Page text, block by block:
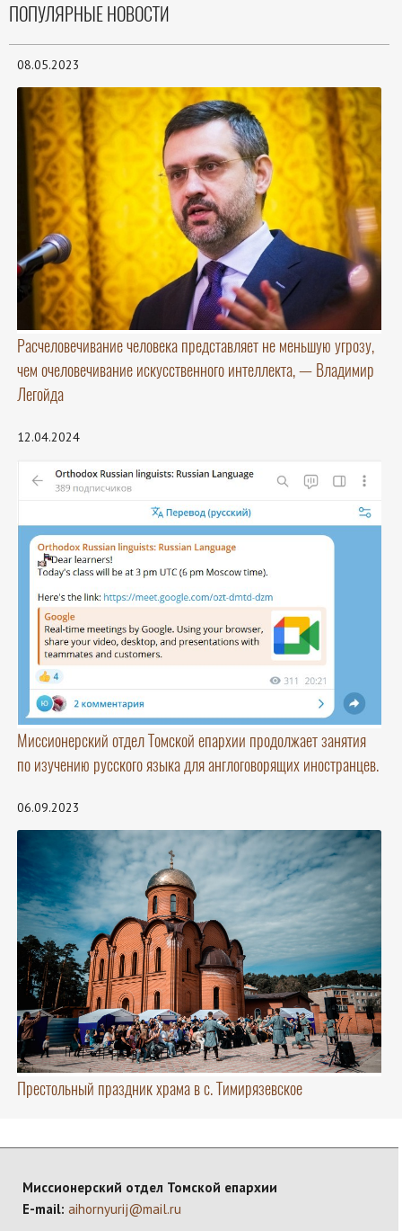
ПОПУЛЯРНЫЕ НОВОСТИ
08.05.2023
Расчеловечивание человека представляет не меньшую угрозу,
чем очеловечивание искусственного интеллекта, — Владимир
Легойда
12.04.2024
Миссионерский отдел Томской епархии продолжает занятия
по изучению русского языка для англоговорящих иностранцев.
06.09.2023
Престольный праздник храма в с. Тимирязевское
Миссионерский отдел Томской епархии
E-mail: aihornyurij@mail.ru